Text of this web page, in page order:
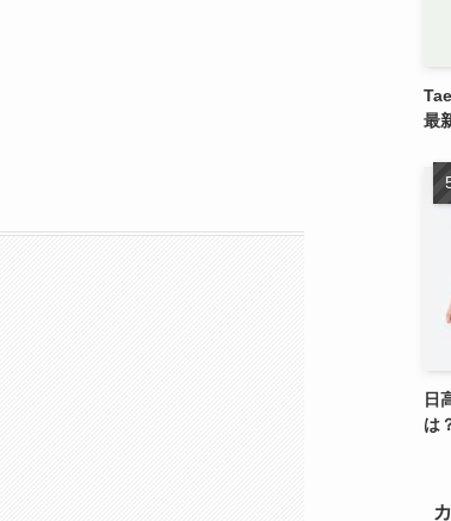
最
日
は